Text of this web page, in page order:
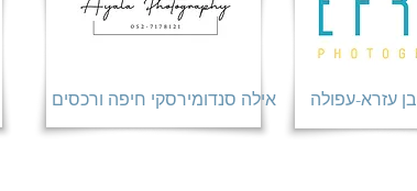
אילה סנדומירסקי חיפה ורכסים עזרא-עפולה